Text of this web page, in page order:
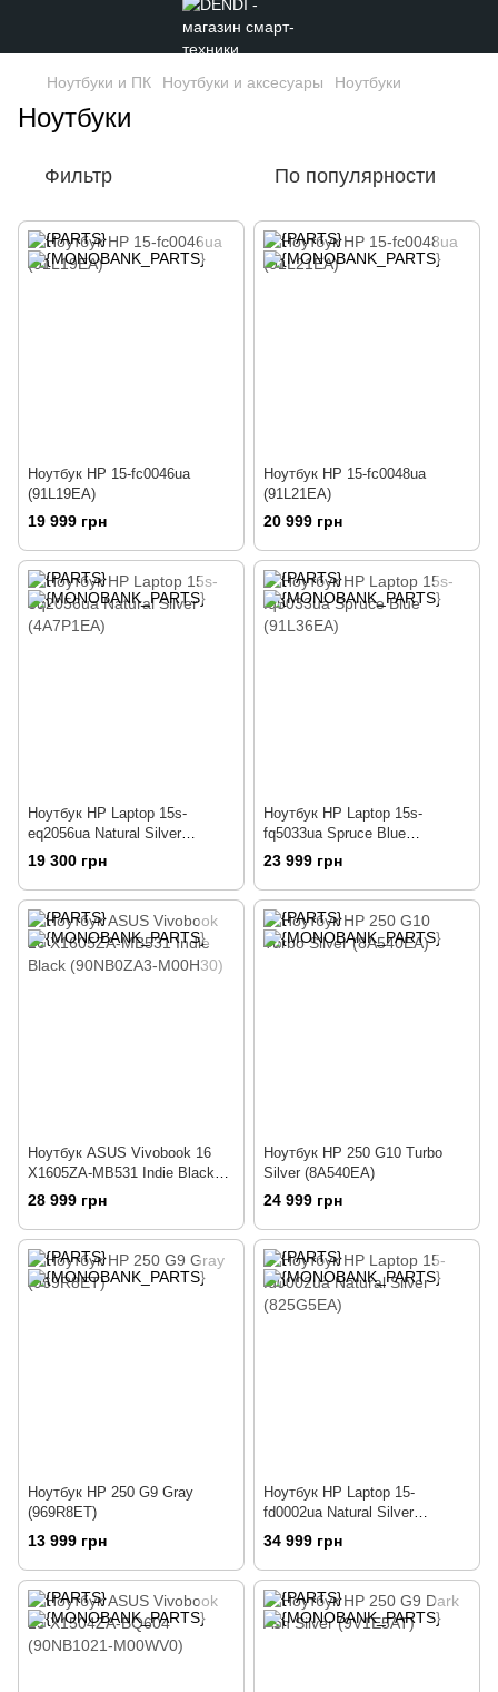
Ноутбуки и ПК Ноутбуки и аксесуары Ноутбуки
Ноутбуки
Фильтр По популярности
Ноутбук HP 15-fc0046ua
(91L19EA)
19 999 грн
Ноутбук HP 15-fc0048ua
(91L21EA)
20 999 грн
Ноутбук HP Laptop 15s-
eq2056ua Natural Silver
(4A7P1EA)
19 300 грн
Ноутбук HP Laptop 15s-
fq5033ua Spruce Blue
(91L36EA)
23 999 грн
Ноутбук ASUS Vivobook 16
X1605ZA-MB531 Indie Black
(90NB0ZA3-M00H30)
28 999 грн
Ноутбук HP 250 G10 Turbo
Silver (8A540EA)
24 999 грн
Ноутбук HP 250 G9 Gray
(969R8ET)
13 999 грн
Ноутбук HP Laptop 15-
fd0002ua Natural Silver
(825G5EA)
34 999 грн